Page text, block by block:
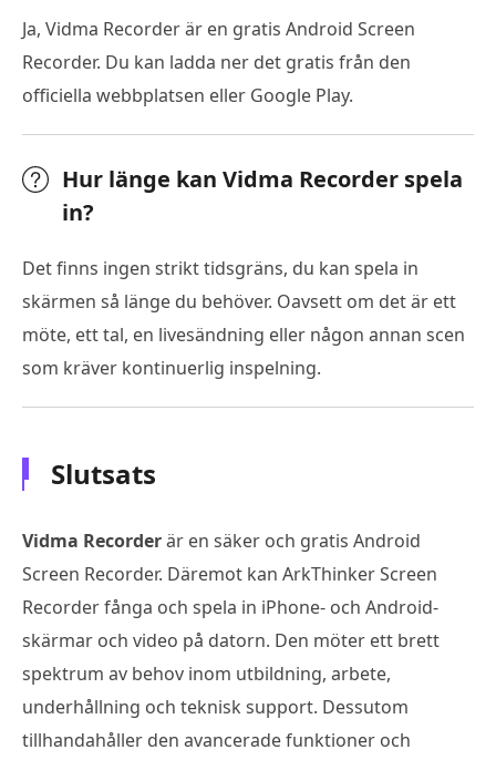
Ja, Vidma Recorder är en gratis Android Screen
Recorder. Du kan ladda ner det gratis från den
officiella webbplatsen eller Google Play.
Hur länge kan Vidma Recorder spela
in?
Det finns ingen strikt tidsgräns, du kan spela in
skärmen så länge du behöver. Oavsett om det är ett
möte, ett tal, en livesändning eller någon annan scen
som kräver kontinuerlig inspelning.
Slutsats
Vidma Recorderär en säker och gratis Android
Screen Recorder. Däremot kan ArkThinker Screen
Recorder fånga och spela in iPhone- och Android-
skärmar och video på datorn. Den möter ett brett
spektrum av behov inom utbildning, arbete,
underhållning och teknisk support. Dessutom
tillhandahåller den avancerade funktioner och